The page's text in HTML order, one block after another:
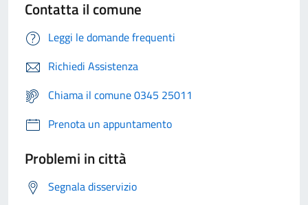
Contatta il comune
Leggi le domande frequenti
Richiedi Assistenza
Chiama il comune 0345 25011
Prenota un appuntamento
Problemi in città
Segnala disservizio